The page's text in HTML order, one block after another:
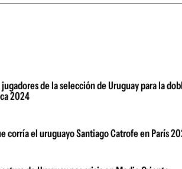
de la selección de Uruguay para la
2024
el uruguayo Santiago Catrofe en París